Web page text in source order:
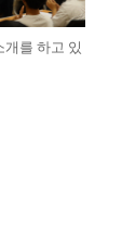
를 하고 있